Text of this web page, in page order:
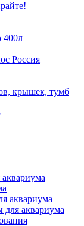
400л
Россия
крышек, тумб
аквариума
аквариума